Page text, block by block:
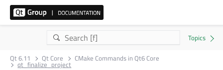
Qt 6.11 Qt Core CMake Commands in Qt6 Core
qt_finalize_project